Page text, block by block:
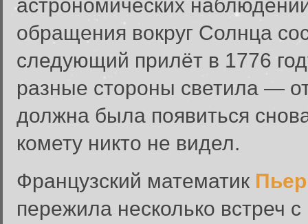
астрономических
обращения вокруг Солнца
следующий прилёт в 1776
разные стороны светила —
должна была появиться
комету никто не видел.
Французский математик
пережила несколько встреч